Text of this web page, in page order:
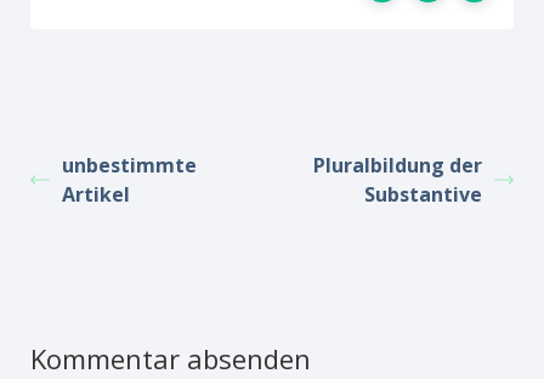
unbestimmte
Artikel
Pluralbildung der
Substantive
Kommentar absenden